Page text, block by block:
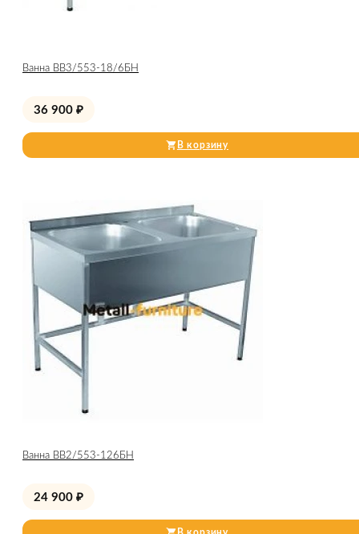
Ванна ВВ3/553-18/6БН
36 900 ₽
В корзину
Ванна ВВ2/553-126БН
24 900 ₽